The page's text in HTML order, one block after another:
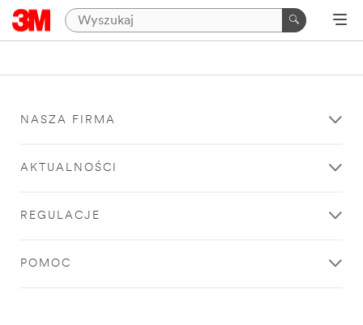
NASZA FIRMA
AKTUALNOŚCI
REGULACJE
POMOC